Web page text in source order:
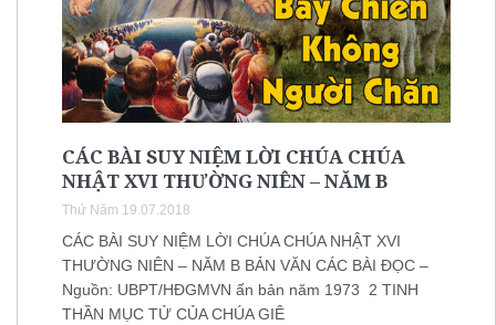
CÁC BÀI SUY NIỆM LỜI CHÚA CHÚA
NHẬT XVI THƯỜNG NIÊN – NĂM B
Thứ Năm 19.07.2018
CÁC BÀI SUY NIỆM LỜI CHÚA CHÚA NHẬT XVI
THƯỜNG NIÊN – NĂM B BẢN VĂN CÁC BÀI ĐỌC –
Nguồn: UBPT/HĐGMVN ấn bản năm 1973 2 TINH
THẦN MỤC TỬ CỦA CHÚA GIÊ